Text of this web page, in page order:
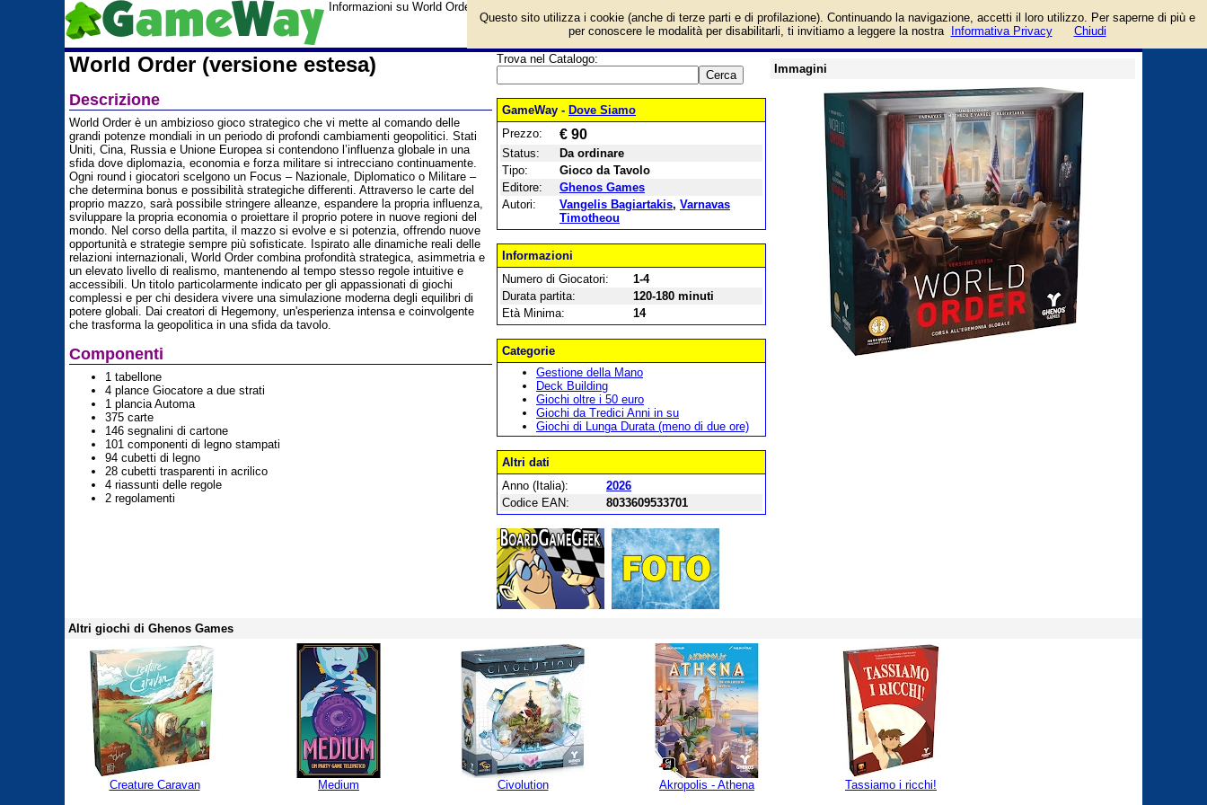
guida
Informazioni su World Order (versione estesa) e prezzo di vendita. Prodotto da Ghenos Games
World Order (versione estesa)
Descrizione
World Order è un ambizioso gioco strategico che vi mette al comando delle
grandi potenze mondiali in un periodo di profondi cambiamenti geopolitici. Stati
Uniti, Cina, Russia e Unione Europea si contendono l’influenza globale in una
sfida dove diplomazia, economia e forza militare si intrecciano continuamente.
Ogni round i giocatori scelgono un Focus – Nazionale, Diplomatico o Militare –
che determina bonus e possibilità strategiche differenti. Attraverso le carte del
proprio mazzo, sarà possibile stringere alleanze, espandere la propria influenza,
sviluppare la propria economia o proiettare il proprio potere in nuove regioni del
mondo. Nel corso della partita, il mazzo si evolve e si potenzia, offrendo nuove
opportunità e strategie sempre più sofisticate. Ispirato alle dinamiche reali delle
relazioni internazionali, World Order combina profondità strategica, asimmetria e
un elevato livello di realismo, mantenendo al tempo stesso regole intuitive e
accessibili. Un titolo particolarmente indicato per gli appassionati di giochi
complessi e per chi desidera vivere una simulazione moderna degli equilibri di
potere globali. Dai creatori di Hegemony, un'esperienza intensa e coinvolgente
che trasforma la geopolitica in una sfida da tavolo.
Componenti
1 tabellone
4 plance Giocatore a due strati
1 plancia Automa
375 carte
146 segnalini di cartone
101 componenti di legno stampati
94 cubetti di legno
28 cubetti trasparenti in acrilico
4 riassunti delle regole
2 regolamenti
Trova nel Catalogo:
GameWay - Dove Siamo
Prezzo:
€ 90
Status:
Da ordinare
Tipo:
Gioco da Tavolo
Editore:
Ghenos Games
Autori:
Vangelis Bagiartakis, Varnavas
Timotheou
Informazioni
Numero di Giocatori:
1-4
Durata partita:
120-180 minuti
Età Minima:
14
Categorie
Gestione della Mano
Deck Building
Giochi oltre i 50 euro
Giochi da Tredici Anni in su
Giochi di Lunga Durata (meno di due ore)
Altri dati
Anno (Italia):
2026
Codice EAN:
8033609533701
Immagini
Altri giochi di Ghenos Games
Creature Caravan Medium Civolution Akropolis - Athena Tassiamo i ricchi!
Questo sito utilizza i cookie (anche di terze parti e di profilazione). Continuando la navigazione, accetti il loro utilizzo. Per saperne di più e
per conoscere le modalità per disabilitarli, ti invitiamo a leggere la nostra
Informativa Privacy Chiudi